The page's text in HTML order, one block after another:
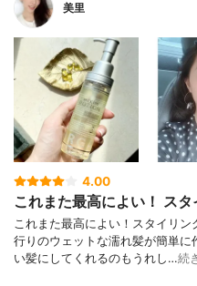
美里
4.00
これまた最高によい！ ス
これまた最高によい！スタイリ
行りのウェットな濡れ髪が簡単に
い髪にしてくれるのもうれし…続